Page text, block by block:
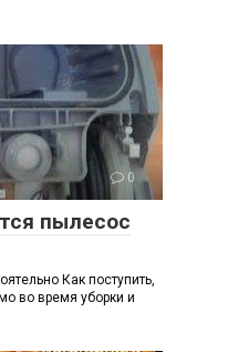
0
пылесос
Как поступить,
во время уборки и